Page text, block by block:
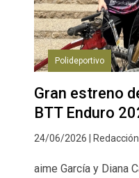
Polideportivo
Gran estreno
BTT Enduro
24/06/2026 | Redacción
aime García y Diana